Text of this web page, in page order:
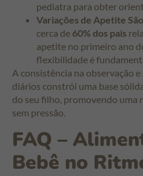
pediatra para obter
Variações de Apetite
cerca de 60% dos pais
apetite no primeiro ano
flexibilidade é
A consistência na observação
diários constrói uma base
do seu filho, promovendo uma
sem pressão.
FAQ –
Bebê no